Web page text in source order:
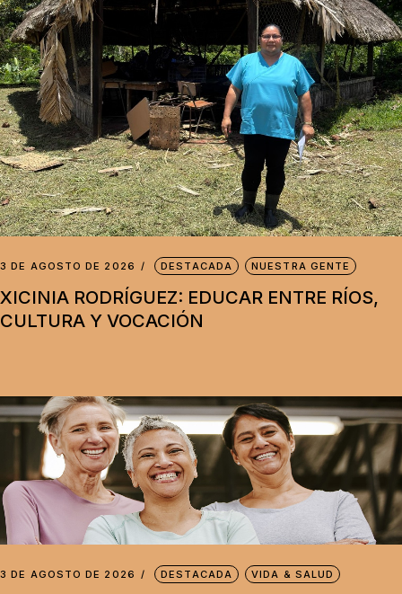
3 DE AGOSTO DE 2026 DESTACADA NUESTRA GENTE
XICINIA RODRÍGUEZ: EDUCAR ENTRE RÍOS,
CULTURA Y VOCACIÓN
3 DE AGOSTO DE 2026 DESTACADA VIDA & SALUD